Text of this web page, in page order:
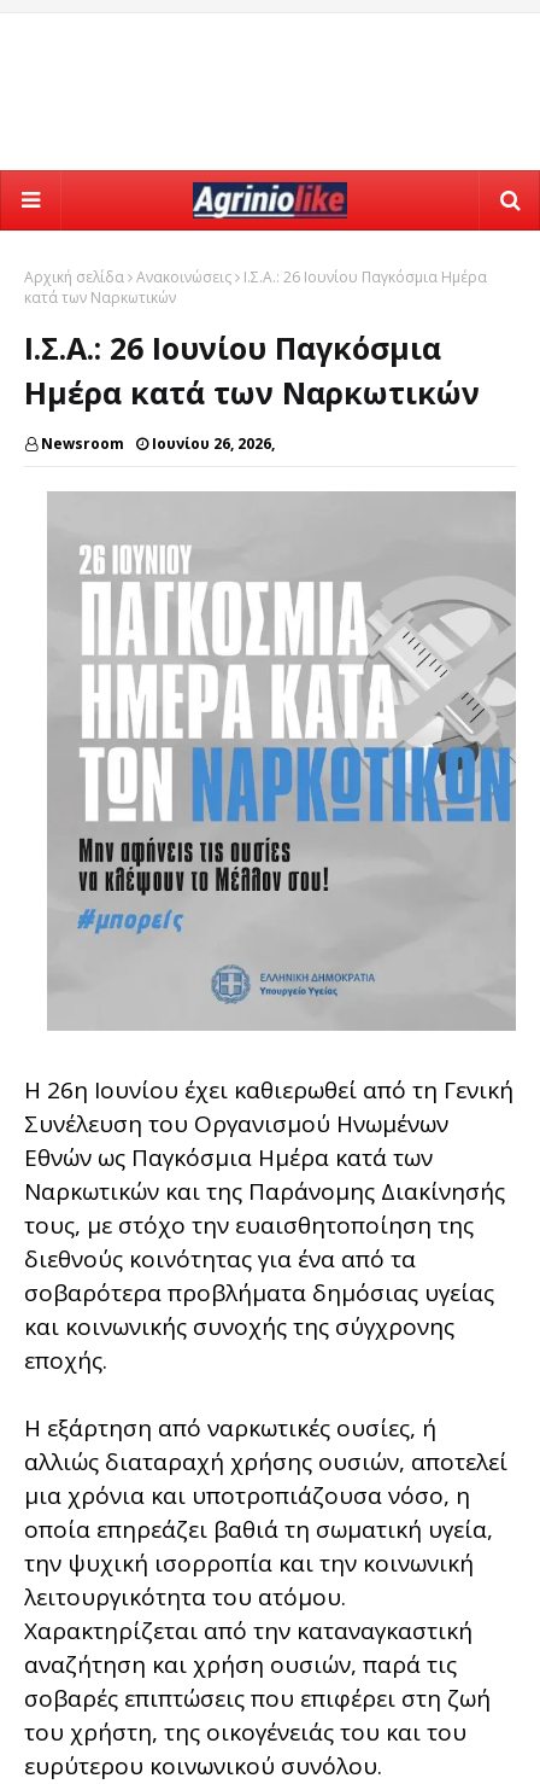
Αρχική σελίδα Ανακοινώσεις
Ι.Σ.Α.: 26 Ιουνίου Παγκόσμια Ημέρα
κατά των Ναρκωτικών
Ι.Σ.Α.: 26 Ιουνίου Παγκόσμια
Ημέρα κατά των Ναρκωτικών
Newsroom Ιουνίου 26, 2026,
Η 26η Ιουνίου έχει καθιερωθεί από τη Γενική
Συνέλευση του Οργανισμού Ηνωμένων
Εθνών ως Παγκόσμια Ημέρα κατά των
Ναρκωτικών και της Παράνομης Διακίνησής
τους, με στόχο την ευαισθητοποίηση της
διεθνούς κοινότητας για ένα από τα
σοβαρότερα προβλήματα δημόσιας υγείας
και κοινωνικής συνοχής της σύγχρονης
εποχής.
Η εξάρτηση από ναρκωτικές ουσίες, ή
αλλιώς διαταραχή χρήσης ουσιών, αποτελεί
μια χρόνια και υποτροπιάζουσα νόσο, η
οποία επηρεάζει βαθιά τη σωματική υγεία,
την ψυχική ισορροπία και την κοινωνική
λειτουργικότητα του ατόμου.
Χαρακτηρίζεται από την καταναγκαστική
αναζήτηση και χρήση ουσιών, παρά τις
σοβαρές επιπτώσεις που επιφέρει στη ζωή
του χρήστη, της οικογένειάς του και του
ευρύτερου κοινωνικού συνόλου.